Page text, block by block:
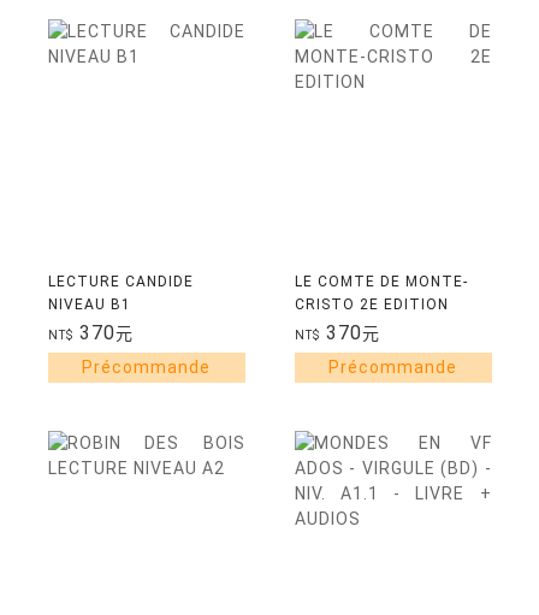
LECTURE CANDIDE
NIVEAU B1
NT$ 370元
LE COMTE DE MONTE-
CRISTO 2E EDITION
NT$ 370元